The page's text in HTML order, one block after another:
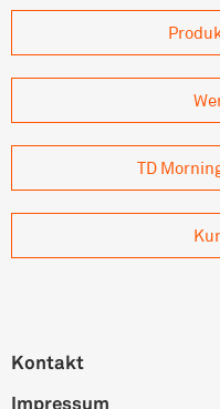
TD
Kontakt
Impressum